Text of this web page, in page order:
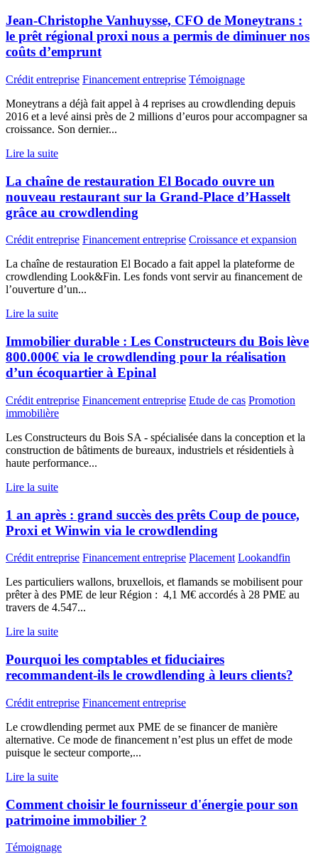
Jean-Christophe Vanhuysse, CFO de Moneytrans :
le prêt régional proxi nous a permis de diminuer nos
coûts d’emprunt
Crédit entreprise Financement entreprise Témoignage
Moneytrans a déjà fait appel à 4 reprises au crowdlending depuis
2016 et a levé ainsi près de 2 millions d’euros pour accompagner sa
croissance. Son dernier...
Lire la suite
La chaîne de restauration El Bocado ouvre un
nouveau restaurant sur la Grand-Place d’Hasselt
grâce au crowdlending
Crédit entreprise Financement entreprise Croissance et expansion
La chaîne de restauration El Bocado a fait appel la plateforme de
crowdlending Look&Fin. Les fonds vont servir au financement de
l’ouverture d’un...
Lire la suite
Immobilier durable : Les Constructeurs du Bois lève
800.000€ via le crowdlending pour la réalisation
d’un écoquartier à Epinal
Crédit entreprise Financement entreprise Etude de cas Promotion
immobilière
Les Constructeurs du Bois SA - spécialisée dans la conception et la
construction de bâtiments de bureaux, industriels et résidentiels à
haute performance...
Lire la suite
1 an après : grand succès des prêts Coup de pouce,
Proxi et Winwin via le crowdlending
Crédit entreprise Financement entreprise Placement Lookandfin
Les particuliers wallons, bruxellois, et flamands se mobilisent pour
prêter à des PME de leur Région : 4,1 M€ accordés à 28 PME au
travers de 4.547...
Lire la suite
Pourquoi les comptables et fiduciaires
recommandent-ils le crowdlending à leurs clients?
Crédit entreprise Financement entreprise
Le crowdlending permet aux PME de se financer de manière
alternative. Ce mode de financement n’est plus un effet de mode
puisque le secteur comporte,...
Lire la suite
Comment choisir le fournisseur d'énergie pour son
patrimoine immobilier ?
Témoignage